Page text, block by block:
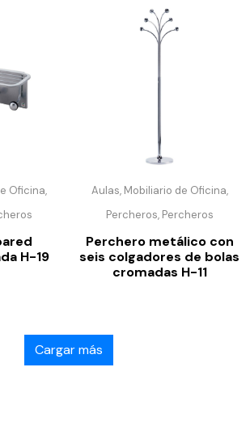
Oficina,
H-19
Aulas, Mobiliario de Oficina,
Percheros, Percheros
Perchero metálico con
seis colgadores de bolas
cromadas H-11
Cargar más